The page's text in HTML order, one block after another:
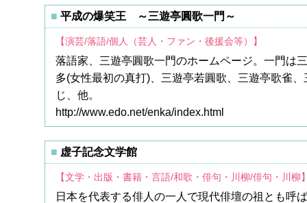
平成の爆笑王 ～三遊亭圓歌一門～
【演芸/落語/個人（芸人・ファン・後援会等）】
落語家、三遊亭圓歌一門のホームページ。一門は
多(女性最初の真打)、三遊亭若圓歌、三遊亭歌雀
じ、他。
http://www.edo.net/enka/index.html
虚子記念文学館
【文学・出版・書籍・言語/和歌・俳句・川柳/俳句・川柳
日本を代表する俳人の一人で現代俳壇の祖とも呼